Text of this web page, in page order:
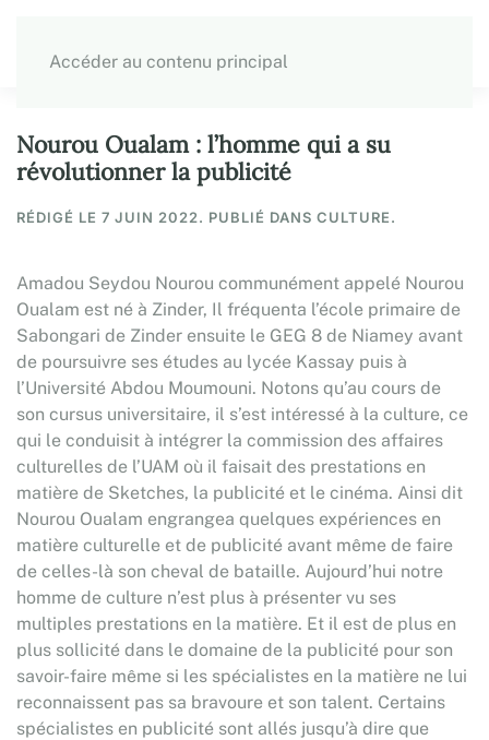
Accéder au contenu principal
Nourou Oualam : l’homme qui a su
révolutionner la publicité
RÉDIGÉ LE 7 JUIN 2022. PUBLIÉ DANS CULTURE.
Amadou Seydou Nourou communément appelé Nourou
Oualam est né à Zinder, Il fréquenta l’école primaire de
Sabongari de Zinder ensuite le GEG 8 de Niamey avant
de poursuivre ses études au lycée Kassay puis à
l’Université Abdou Moumouni. Notons qu’au cours de
son cursus universitaire, il s’est intéressé à la culture, ce
qui le conduisit à intégrer la commission des affaires
culturelles de l’UAM où il faisait des prestations en
matière de Sketches, la publicité et le cinéma. Ainsi dit
Nourou Oualam engrangea quelques expériences en
matière culturelle et de publicité avant même de faire
de celles-là son cheval de bataille. Aujourd’hui notre
homme de culture n’est plus à présenter vu ses
multiples prestations en la matière. Et il est de plus en
plus sollicité dans le domaine de la publicité pour son
savoir-faire même si les spécialistes en la matière ne lui
reconnaissent pas sa bravoure et son talent. Certains
spécialistes en publicité sont allés jusqu’à dire que